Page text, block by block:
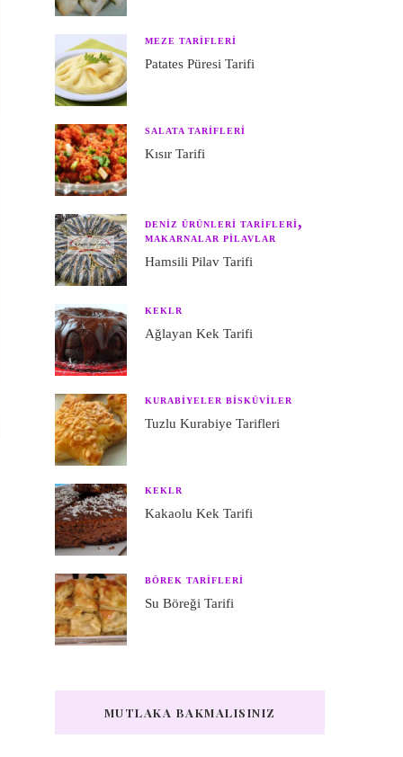
MEZE TARIFLERI
Patates Püresi Tarifi
SALATA TARIFLERI
Kısır Tarifi
DENIZ ÜRÜNLERI TARIFLERI
MAKARNALAR PILAVLAR
Hamsili Pilav Tarifi
KEKLR
Ağlayan Kek Tarifi
KURABIYELER BISKÜVILER
Tuzlu Kurabiye Tarifleri
KEKLR
Kakaolu Kek Tarifi
BÖREK TARIFLERI
Su Böreği Tarifi
MUTLAKA BAKMALISINIZ